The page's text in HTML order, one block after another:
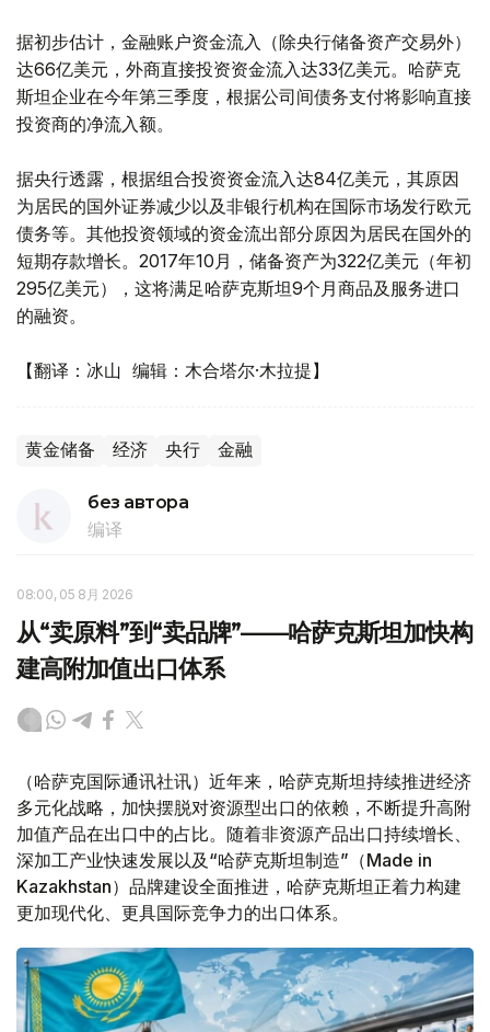
据初步估计，金融账户资金流入（除央行储备资产交易外）
达66亿美元，外商直接投资资金流入达33亿美元。哈萨克
斯坦企业在今年第三季度，根据公司间债务支付将影响直接
投资商的净流入额。
据央行透露，根据组合投资资金流入达84亿美元，其原因
为居民的国外证券减少以及非银行机构在国际市场发行欧元
债务等。其他投资领域的资金流出部分原因为居民在国外的
短期存款增长。2017年10月，储备资产为322亿美元（年初
295亿美元），这将满足哈萨克斯坦9个月商品及服务进口
的融资。
【翻译：冰山 编辑：木合塔尔·木拉提】
黄金储备 经济 央行 金融
без автора
编译
08:00, 05 8月 2026
从“卖原料”到“卖品牌”——哈萨克斯坦加快构
建高附加值出口体系
（哈萨克国际通讯社讯）近年来，哈萨克斯坦持续推进经济
多元化战略，加快摆脱对资源型出口的依赖，不断提升高附
加值产品在出口中的占比。随着非资源产品出口持续增长、
深加工产业快速发展以及“哈萨克斯坦制造”（Made in
Kazakhstan）品牌建设全面推进，哈萨克斯坦正着力构建
更加现代化、更具国际竞争力的出口体系。